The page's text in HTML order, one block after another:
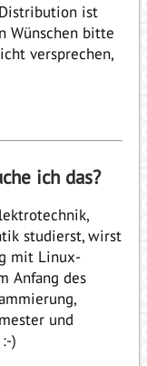
ist
Wünschen bitte
versprechen,
ich das?
studierst, wirst
mit Linux-
Anfang des
und
)